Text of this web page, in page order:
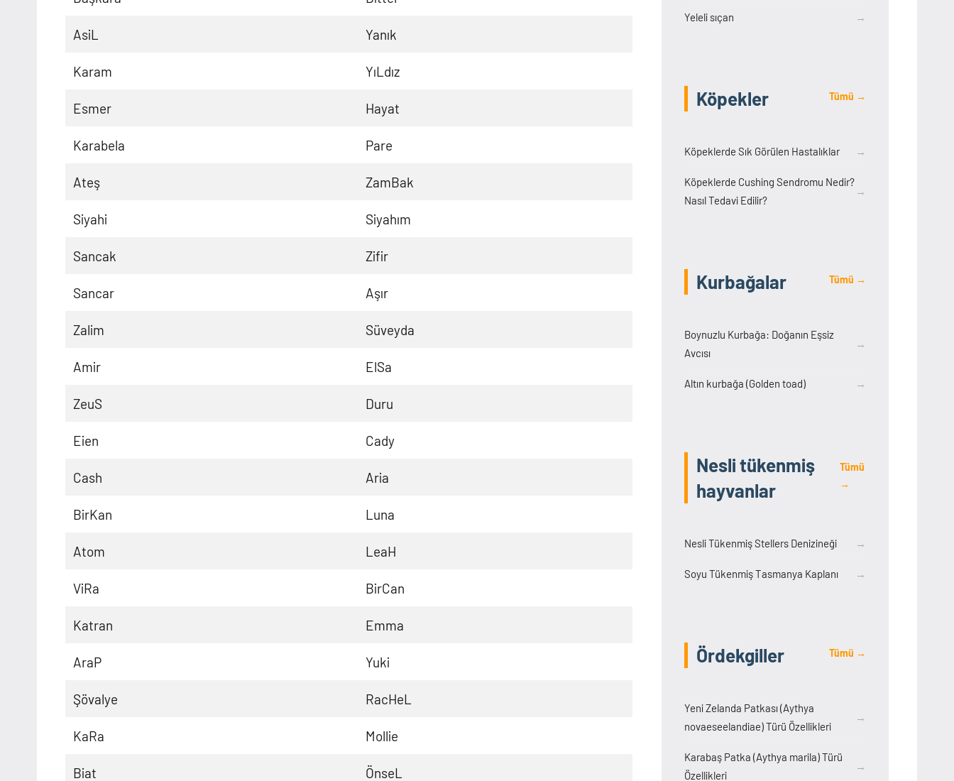
AsiL Yanık
Karam YıLdız
Esmer Hayat
Karabela Pare
Ateş ZamBak
Siyahi Siyahım
Sancak Zifir
Sancar Aşır
Zalim Süveyda
Amir ElSa
ZeuS Duru
Eien Cady
Cash Aria
BirKan Luna
Atom LeaH
ViRa BirCan
Katran Emma
AraP Yuki
Şövalye RacHeL
KaRa Mollie
Biat ÖnseL
Yeleli sıçan →
Köpekler Tümü →
Köpeklerde Sık Görülen Hastalıklar →
Köpeklerde Cushing Sendromu Nedir?
Nasıl Tedavi Edilir?
→
Kurbağalar Tümü →
Boynuzlu Kurbağa: Doğanın Eşsiz
Avcısı
→
Altın kurbağa (Golden toad) →
Nesli tükenmiş
hayvanlar
Tümü
→
Nesli Tükenmiş Stellers Denizineği →
Soyu Tükenmiş Tasmanya Kaplanı →
Ördekgiller Tümü →
Yeni Zelanda Patkası (Aythya
novaeseelandiae) Türü Özellikleri
→
Karabaş Patka (Aythya marila) Türü
Özellikleri
→